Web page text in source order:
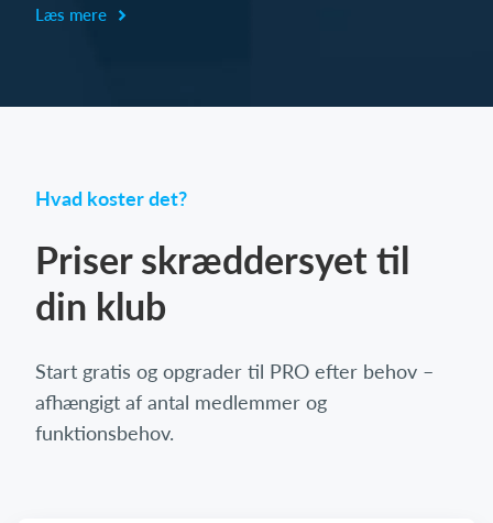
Læs mere
Hvad koster det?
Priser skræddersyet til
din klub
Start gratis og opgrader til PRO efter behov –
afhængigt af antal medlemmer og
funktionsbehov.